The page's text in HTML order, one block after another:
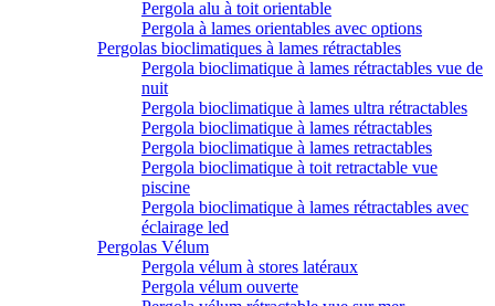
Pergola alu à toit orientable
Pergola à lames orientables avec options
Pergolas bioclimatiques à lames rétractables
Pergola bioclimatique à lames rétractables vue de
nuit
Pergola bioclimatique à lames ultra rétractables
Pergola bioclimatique à lames rétractables
Pergola bioclimatique à lames retractables
Pergola bioclimatique à toit retractable vue
piscine
Pergola bioclimatique à lames rétractables avec
éclairage led
Pergolas Vélum
Pergola vélum à stores latéraux
Pergola vélum ouverte